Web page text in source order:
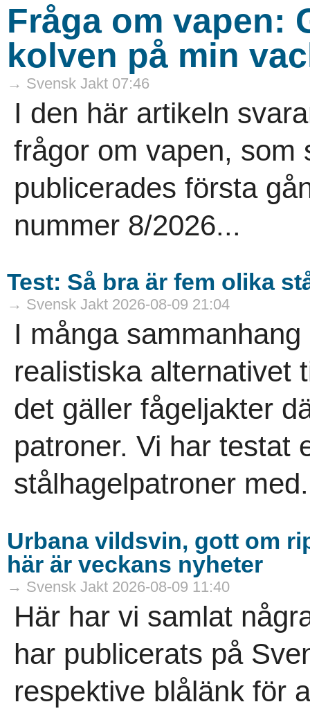
Fråga om vapen:
kolven på min
→ Svensk Jakt 07:46
I den här artikeln
frågor om vapen, som
publicerades första
nummer 8/2026...
Test: Så bra är fem olika
→ Svensk Jakt 2026-08-09 21:04
I många
realistiska alternativet
det gäller fågeljakter
patroner. Vi har testat
stålhagelpatroner
Urbana vildsvin, gott om
här är veckans nyheter
→ Svensk Jakt 2026-08-09 11:40
Här har vi samlat
har publicerats på
respektive blålänk för